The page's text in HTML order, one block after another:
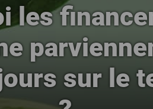
les
sur le